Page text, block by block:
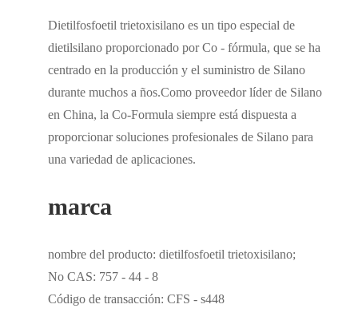
Dietilfosfoetil trietoxisilano es un tipo especial de
dietilsilano proporcionado por Co - fórmula, que se ha
centrado en la producción y el suministro de Silano
durante muchos a ños.Como proveedor líder de Silano
en China, la Co-Formula siempre está dispuesta a
proporcionar soluciones profesionales de Silano para
una variedad de aplicaciones.
marca
nombre del producto: dietilfosfoetil trietoxisilano;
No CAS: 757 - 44 - 8
Código de transacción: CFS - s448